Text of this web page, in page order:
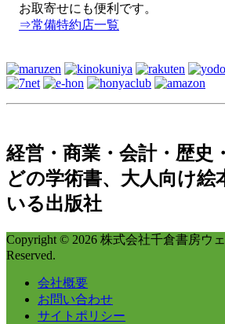
お取寄せにも便利です。
⇒常備特約店一覧
経営・商業・会計・歴史
どの学術書、大人向け絵
いる出版社
Copyright © 2026 株式会社千倉書房ウ
Reserved.
会社概要
お問い合わせ
サイトポリシー